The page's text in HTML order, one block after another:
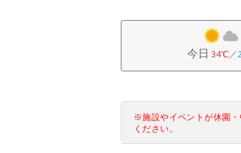
今日 34℃／
※施設やイベントが休園
ください。